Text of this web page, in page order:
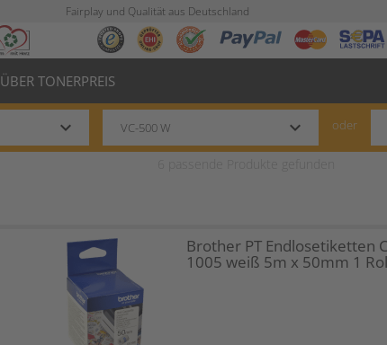
Fairplay und Qualität aus Deutschland
ÜBER TONERPREIS
keyboard_arrow_down keyboard_arrow_down oder
Brother PT Endlosetiketten
1005 weiß 5m x 50mm 1